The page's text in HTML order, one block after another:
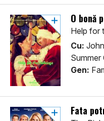
O bonă
Help for
Cu:
Summer
Gen:
Fata